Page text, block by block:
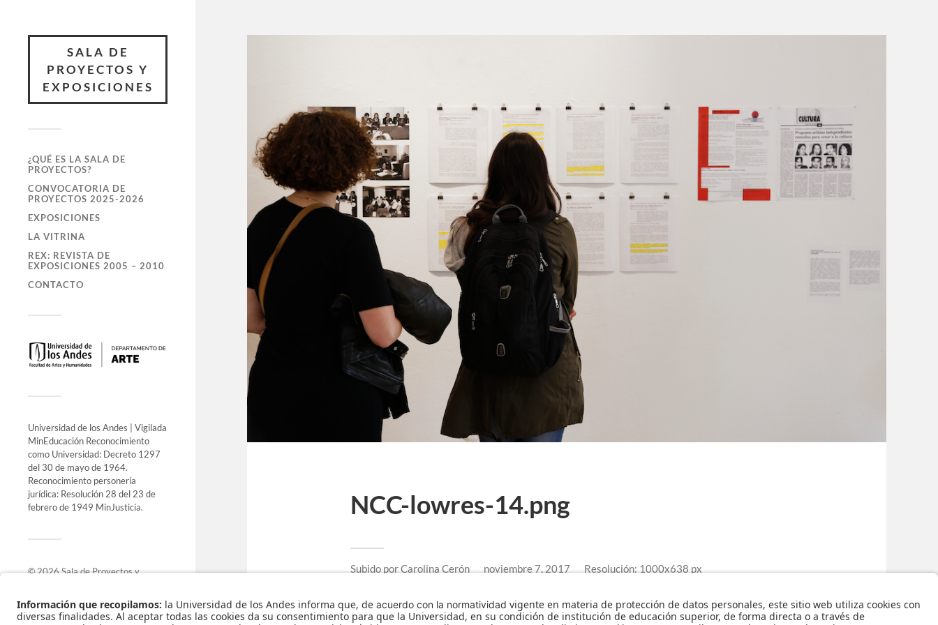
SALA DE
PROYECTOS Y
EXPOSICIONES
¿QUÉ ES LA SALA DE
PROYECTOS?
CONVOCATORIA DE
PROYECTOS 2025-2026
EXPOSICIONES
LA VITRINA
REX: REVISTA DE
EXPOSICIONES 2005 – 2010
CONTACTO
Universidad de los Andes | Vigilada
MinEducación Reconocimiento
como Universidad: Decreto 1297
del 30 de mayo de 1964.
Reconocimiento personería
jurídica: Resolución 28 del 23 de
febrero de 1949 MinJusticia.
© 2026Sala de Proyectos y
Funciona con
.
Tema deAnders Norén.
NCC-lowres-14.png
Subido porCarolina Cerón noviembre 7, 2017 Resolución: 1000x638 px